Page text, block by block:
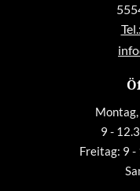
Tel.:
9 -
Freitag: 9 -